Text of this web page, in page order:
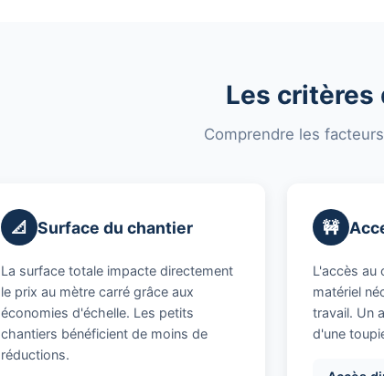
Les critères
Comprendre les
📐 Surface du chantier
La surface totale impacte directement
le prix au mètre carré grâce aux
économies d'échelle. Les petits
chantiers bénéficient de moins de
réductions.
🚧
L'accès au
matériel
travail. Un
d'une